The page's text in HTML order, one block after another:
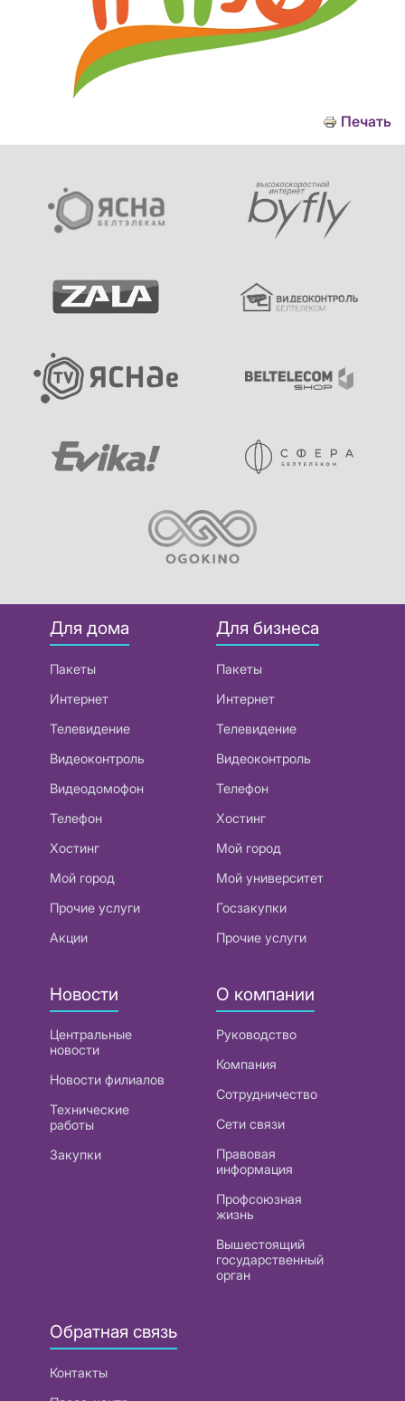
Печать
Для дома
Пакеты
Интернет
Телевидение
Видеоконтроль
Видеодомофон
Телефон
Хостинг
Мой город
Прочие услуги
Акции
Для бизнеса
Пакеты
Интернет
Телевидение
Видеоконтроль
Телефон
Хостинг
Мой город
Мой университет
Госзакупки
Прочие услуги
Новости
Центральные
новости
Новости филиалов
Технические
работы
Закупки
О компании
Руководство
Компания
Сотрудничество
Сети связи
Правовая
информация
Профсоюзная
жизнь
Вышестоящий
государственный
орган
Обратная связь
Контакты